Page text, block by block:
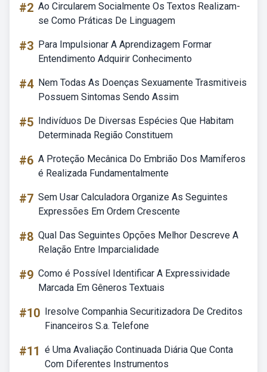
#2 Ao Circularem Socialmente Os Textos Realizam-
se Como Práticas De Linguagem
#3 Para Impulsionar A Aprendizagem Formar
Entendimento Adquirir Conhecimento
#4 Nem Todas As Doenças Sexuamente Trasmitiveis
Possuem Sintomas Sendo Assim
#5 Indivíduos De Diversas Espécies Que Habitam
Determinada Região Constituem
#6 A Proteção Mecânica Do Embrião Dos Mamíferos
é Realizada Fundamentalmente
#7 Sem Usar Calculadora Organize As Seguintes
Expressões Em Ordem Crescente
#8 Qual Das Seguintes Opções Melhor Descreve A
Relação Entre Imparcialidade
#9 Como é Possível Identificar A Expressividade
Marcada Em Gêneros Textuais
#10 Iresolve Companhia Securitizadora De Creditos
Financeiros S.a. Telefone
#11 é Uma Avaliação Continuada Diária Que Conta
Com Diferentes Instrumentos